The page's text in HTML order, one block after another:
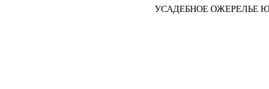
УСАДЕБНОЕ ОЖЕРЕЛЬЕ